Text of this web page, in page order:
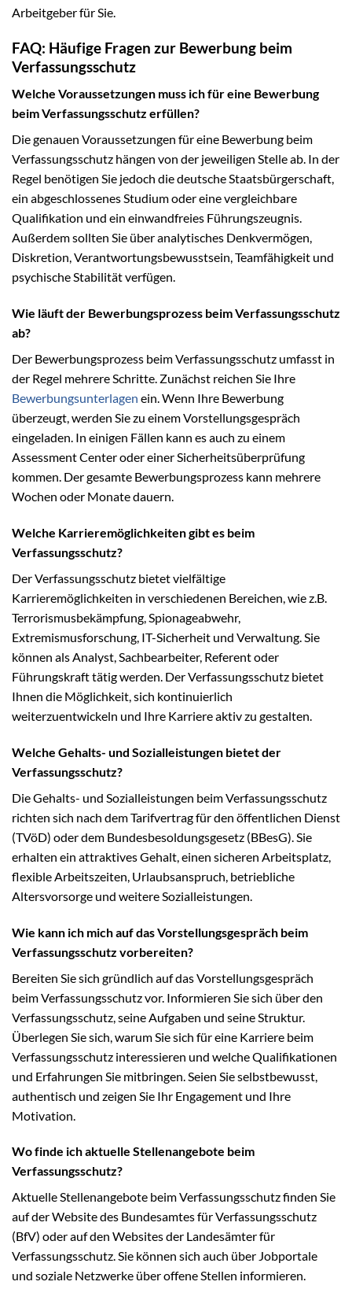
Arbeitgeber für Sie.
FAQ: Häufige Fragen zur Bewerbung beim
Verfassungsschutz
Welche Voraussetzungen muss ich für eine Bewerbung
beim Verfassungsschutz erfüllen?
Die genauen Voraussetzungen für eine Bewerbung beim
Verfassungsschutz hängen von der jeweiligen Stelle ab. In der
Regel benötigen Sie jedoch die deutsche Staatsbürgerschaft,
ein abgeschlossenes Studium oder eine vergleichbare
Qualifikation und ein einwandfreies Führungszeugnis.
Außerdem sollten Sie über analytisches Denkvermögen,
Diskretion, Verantwortungsbewusstsein, Teamfähigkeit und
psychische Stabilität verfügen.
Wie läuft der Bewerbungsprozess beim Verfassungsschutz
ab?
Der Bewerbungsprozess beim Verfassungsschutz umfasst in
der Regel mehrere Schritte. Zunächst reichen Sie Ihre
Bewerbungsunterlagen ein. Wenn Ihre Bewerbung
überzeugt, werden Sie zu einem Vorstellungsgespräch
eingeladen. In einigen Fällen kann es auch zu einem
Assessment Center oder einer Sicherheitsüberprüfung
kommen. Der gesamte Bewerbungsprozess kann mehrere
Wochen oder Monate dauern.
Welche Karrieremöglichkeiten gibt es beim
Verfassungsschutz?
Der Verfassungsschutz bietet vielfältige
Karrieremöglichkeiten in verschiedenen Bereichen, wie z.B.
Terrorismusbekämpfung, Spionageabwehr,
Extremismusforschung, IT-Sicherheit und Verwaltung. Sie
können als Analyst, Sachbearbeiter, Referent oder
Führungskraft tätig werden. Der Verfassungsschutz bietet
Ihnen die Möglichkeit, sich kontinuierlich
weiterzuentwickeln und Ihre Karriere aktiv zu gestalten.
Welche Gehalts- und Sozialleistungen bietet der
Verfassungsschutz?
Die Gehalts- und Sozialleistungen beim Verfassungsschutz
richten sich nach dem Tarifvertrag für den öffentlichen Dienst
(TVöD) oder dem Bundesbesoldungsgesetz (BBesG). Sie
erhalten ein attraktives Gehalt, einen sicheren Arbeitsplatz,
flexible Arbeitszeiten, Urlaubsanspruch, betriebliche
Altersvorsorge und weitere Sozialleistungen.
Wie kann ich mich auf das Vorstellungsgespräch beim
Verfassungsschutz vorbereiten?
Bereiten Sie sich gründlich auf das Vorstellungsgespräch
beim Verfassungsschutz vor. Informieren Sie sich über den
Verfassungsschutz, seine Aufgaben und seine Struktur.
Überlegen Sie sich, warum Sie sich für eine Karriere beim
Verfassungsschutz interessieren und welche Qualifikationen
und Erfahrungen Sie mitbringen. Seien Sie selbstbewusst,
authentisch und zeigen Sie Ihr Engagement und Ihre
Motivation.
Wo finde ich aktuelle Stellenangebote beim
Verfassungsschutz?
Aktuelle Stellenangebote beim Verfassungsschutz finden Sie
auf der Website des Bundesamtes für Verfassungsschutz
(BfV) oder auf den Websites der Landesämter für
Verfassungsschutz. Sie können sich auch über Jobportale
und soziale Netzwerke über offene Stellen informieren.